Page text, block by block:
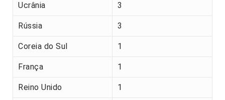
Ucrânia 3
Rússia 3
Coreia do Sul 1
França 1
Reino Unido 1